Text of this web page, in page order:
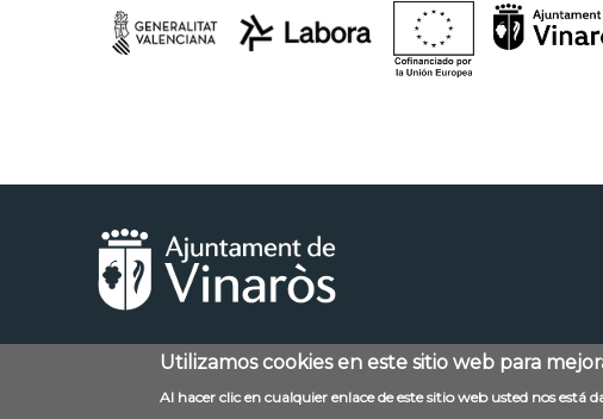
Contacto Aviso legal
Utilizamos cookies en este sitio web para
Al hacer clic en cualquier enlace de este sitio web usted nos